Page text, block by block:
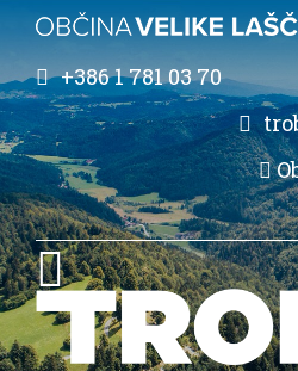
+386 1 781 03 70